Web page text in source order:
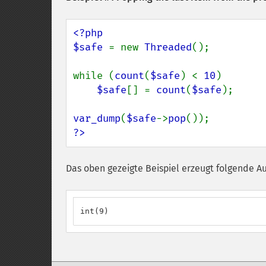
<?php
$safe = new Threaded();
while (count($safe ) < 10 )
$safe [] = count($safe );
var_dump($safe->pop
?>
Das oben gezeigte Beispiel erzeugt folgende
int(9)